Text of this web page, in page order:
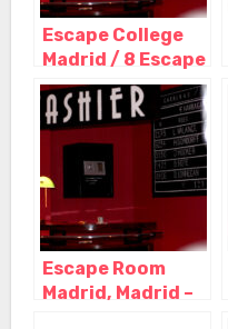
Escape College
Madrid / 8 Escape
Room en pleno
centro, Madrid –
Madrid
Escape Room
Madrid, Madrid –